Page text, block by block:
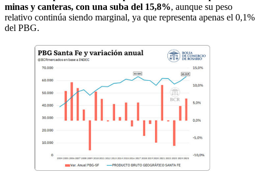
minas y canteras, con una suba del 15,8%, aunque su peso
relativo continúa siendo marginal, ya que representa apenas el 0,1%
del PBG.